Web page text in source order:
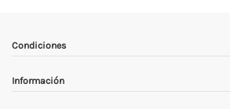
Condiciones
Información